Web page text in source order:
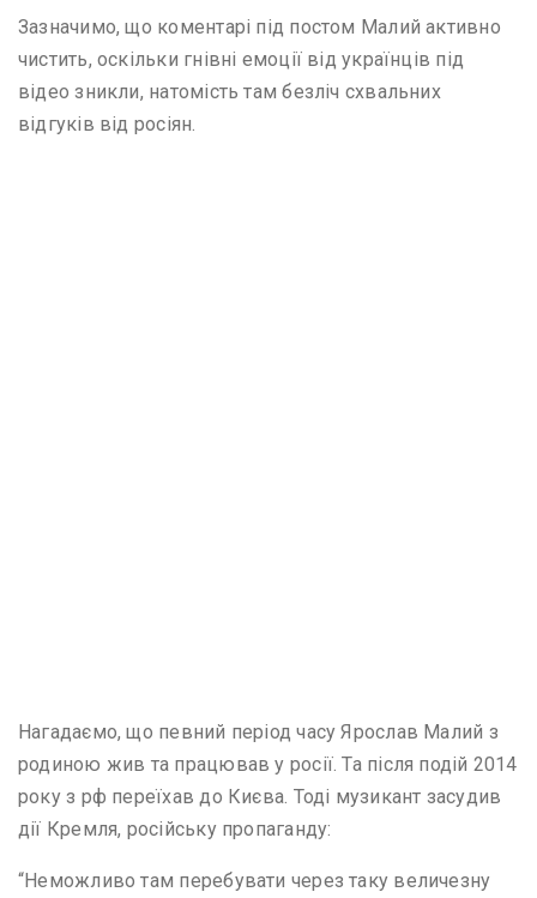
Зазначимо, що коментарі під постом Малий активно
чистить, оскільки гнівні емоції від українців під
відео зникли, натомість там безліч схвальних
відгуків від росіян.
Нагадаємо, що певний період часу Ярослав Малий з
родиною жив та працював у росії. Та після подій 2014
року з рф переїхав до Києва. Тоді музикант засудив
дії Кремля, російську пропаганду:
“Неможливо там перебувати через таку величезну